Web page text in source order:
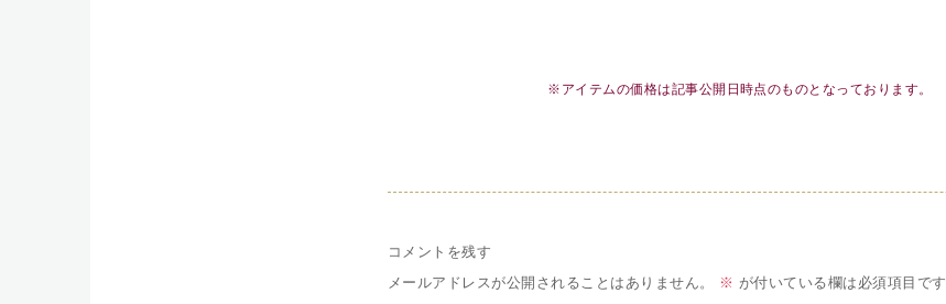
※アイテムの価格は記事公開日時点のものとなっております。
コメントを残す
メールアドレスが公開されることはありません。
※ が付いている欄は必須項目です